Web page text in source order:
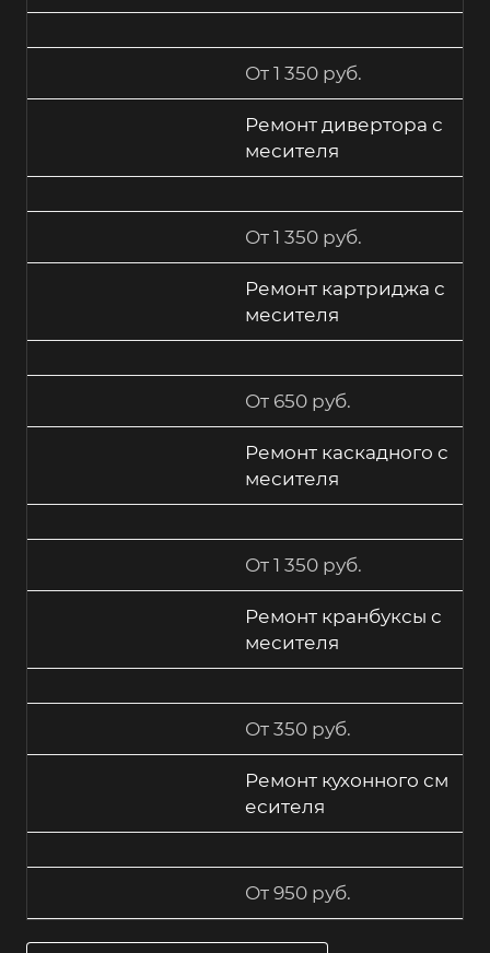
От 1 350 руб.
Ремонт дивертора с
месителя
От 1 350 руб.
Ремонт картриджа с
месителя
От 650 руб.
Ремонт каскадного с
месителя
От 1 350 руб.
Ремонт кранбуксы с
месителя
От 350 руб.
Ремонт кухонного см
есителя
От 950 руб.